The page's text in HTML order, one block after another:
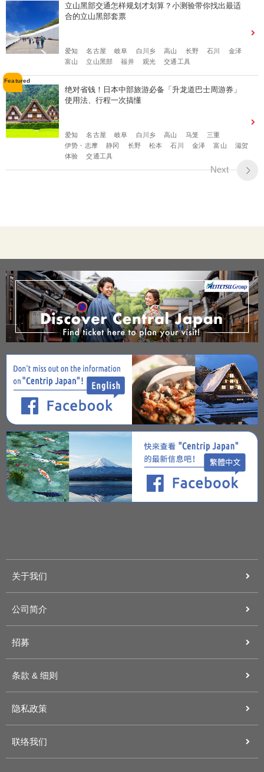
立山黑部交通怎样规划才划算？小测验带你找出最适
合的立山黑部套票
爱知 名古屋 岐阜 白川乡 高山 长野 石川
金泽
富山
立山黑部 福井 观光 交通工具
绝对省钱！日本中部旅游必备「升龙道巴士周游券」
使用法、行程一次搞懂
爱知 名古屋 岐阜 白川乡 高山 马笼
三重
伊势・志摩
静冈 长野 松本 石川 金泽 富山
滋贺
体验
交通工具
Next
关于我们
公司简介
招募
条款 & 细则
隐私政策
联络我们